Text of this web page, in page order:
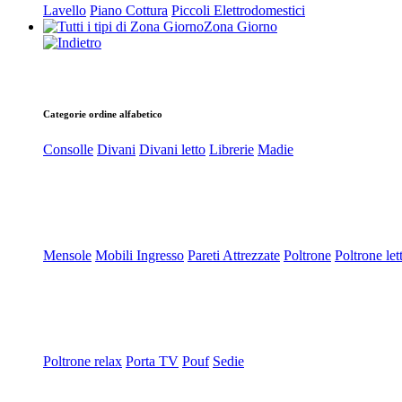
Lavello Piano Cottura Piccoli Elettrodomestici
Zona Giorno
Categorie ordine alfabetico
Consolle Divani Divani letto Librerie Madie
Mensole Mobili Ingresso Pareti Attrezzate Poltrone Poltrone
Poltrone relax Porta TV Pouf Sedie